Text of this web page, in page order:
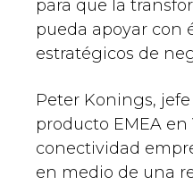
para que la
pueda apoyar con
estratégicos de
Peter Konings,
producto EMEA en
conectividad
en medio de una